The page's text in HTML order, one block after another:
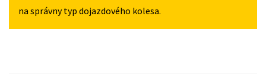
na správny typ dojazdového kolesa.